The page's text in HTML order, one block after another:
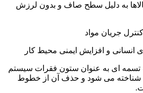
به دلیل سطح صاف و بدون لرزش
جریان مواد
انسانی و افزایش ایمنی محیط کار
تسمه ای به عنوان ستون فقرات سیستم
شناخته می شود و حذف آن از خطوط